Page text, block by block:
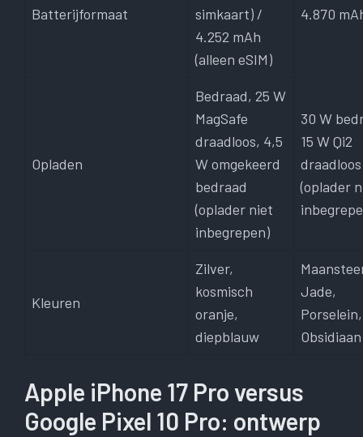
Batterijformaat
simkaart) /
4.252 mAh
(alleen eSIM)
4.870
Opladen
Bedraad, 25 W
MagSafe
draadloos, 4,5
W omgekeerd
bedraad
(oplader niet
inbegrepen)
30 W
15 W Qi2
draadloos
(oplader
Kleuren
Zilver,
kosmisch
oranje,
diepblauw
Jade,
Porselein,
Obsidiaan
Apple iPhone 17 Pro versus
Google Pixel 10 Pro: ontwerp